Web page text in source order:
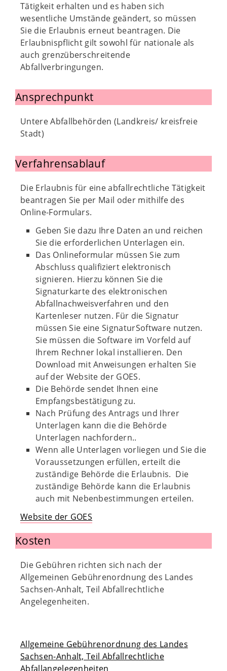
Tätigkeit erhalten und es haben sich
wesentliche Umstände geändert, so müssen
Sie die Erlaubnis erneut beantragen. Die
Erlaubnispflicht gilt sowohl für nationale als
auch grenzüberschreitende
Abfallverbringungen.
Ansprechpunkt
Untere Abfallbehörden (Landkreis/ kreisfreie
Stadt)
Verfahrensablauf
Die Erlaubnis für eine abfallrechtliche Tätigkeit
beantragen Sie per Mail oder mithilfe des
Online-Formulars.
Geben Sie dazu Ihre Daten an und reichen
Sie die erforderlichen Unterlagen ein.
Das Onlineformular müssen Sie zum
Abschluss qualifiziert elektronisch
signieren. Hierzu können Sie die
Signaturkarte des elektronischen
Abfallnachweisverfahren und den
Kartenleser nutzen. Für die Signatur
müssen Sie eine SignaturSoftware nutzen.
Sie müssen die Software im Vorfeld auf
Ihrem Rechner lokal installieren. Den
Download mit Anweisungen erhalten Sie
auf der Website der GOES.
Die Behörde sendet Ihnen eine
Empfangsbestätigung zu.
Nach Prüfung des Antrags und Ihrer
Unterlagen kann die die Behörde
Unterlagen nachfordern..
Wenn alle Unterlagen vorliegen und Sie die
Voraussetzungen erfüllen, erteilt die
zuständige Behörde die Erlaubnis. Die
zuständige Behörde kann die Erlaubnis
auch mit Nebenbestimmungen erteilen.
Website der GOES
Kosten
Die Gebühren richten sich nach der
Allgemeinen Gebührenordnung des Landes
Sachsen-Anhalt, Teil Abfallrechtliche
Angelegenheiten.
Allgemeine Gebührenordnung des Landes
Sachsen-Anhalt, Teil Abfallrechtliche
Abfallangelegenheiten